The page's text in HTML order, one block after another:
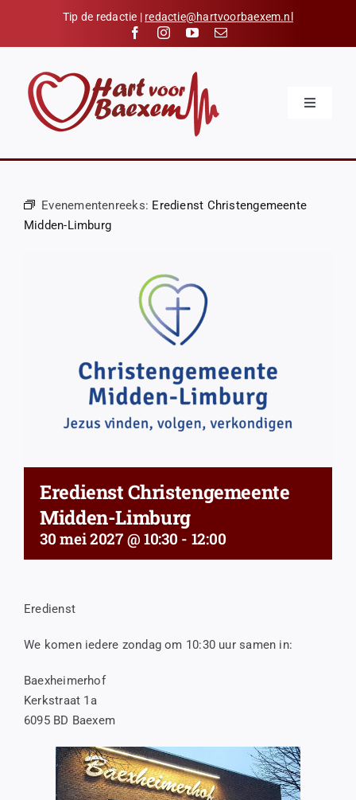
content
Tip de redactie | redactie@hartvoorbaexem.nl
Toggle
Kalender
Evenementenreeks: Eredienst Christengemeente
Midden-Limburg
Eredienst Christengemeente
Midden-Limburg
30 mei 2027 @ 10:30 - 12:00
Eredienst
We komen iedere zondag om 10:30 uur samen in:
Baexheimerhof
Kerkstraat 1a
6095 BD Baexem